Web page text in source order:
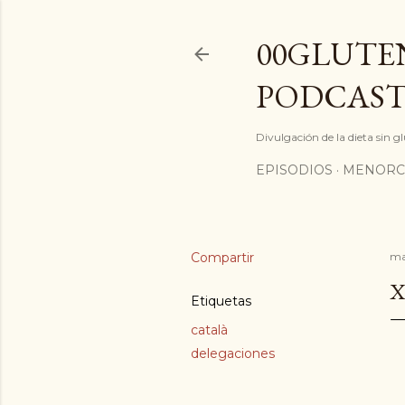
Divulgación de la dieta sin
EPISODIOS
Compartir
Etiquetas
català
delegaciones